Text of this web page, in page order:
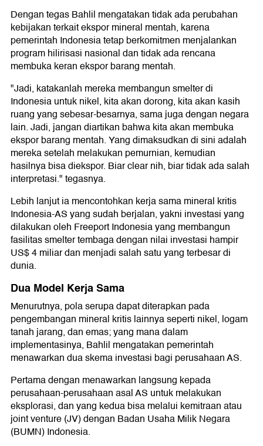
Dengan tegas Bahlil mengatakan tidak ada perubahan
kebijakan terkait ekspor mineral mentah, karena
pemerintah Indonesia tetap berkomitmen menjalankan
program hilirisasi nasional dan tidak ada rencana
membuka keran ekspor barang mentah.
"Jadi, katakanlah mereka membangun smelter di
Indonesia untuk nikel, kita akan dorong, kita akan kasih
ruang yang sebesar-besarnya, sama juga dengan negara
lain. Jadi, jangan diartikan bahwa kita akan membuka
ekspor barang mentah. Yang dimaksudkan di sini adalah
mereka setelah melakukan pemurnian, kemudian
hasilnya bisa diekspor. Biar clear nih, biar tidak ada salah
interpretasi." tegasnya.
Lebih lanjut ia mencontohkan kerja sama mineral kritis
Indonesia-AS yang sudah berjalan, yakni investasi yang
dilakukan oleh Freeport Indonesia yang membangun
fasilitas smelter tembaga dengan nilai investasi hampir
US$ 4 miliar dan menjadi salah satu yang terbesar di
dunia.
Dua Model Kerja Sama
Menurutnya, pola serupa dapat diterapkan pada
pengembangan mineral kritis lainnya seperti nikel, logam
tanah jarang, dan emas; yang mana dalam
implementasinya, Bahlil mengatakan pemerintah
menawarkan dua skema investasi bagi perusahaan AS.
Pertama dengan menawarkan langsung kepada
perusahaan-perusahaan asal AS untuk melakukan
eksplorasi, dan yang kedua bisa melalui kemitraan atau
joint venture (JV) dengan Badan Usaha Milik Negara
(BUMN) Indonesia.